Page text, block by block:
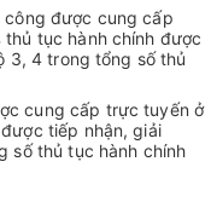
công được cung cấp
tục hành chính được
3, 4 trong tổng số thủ
cung cấp trực tuyến ở
tiếp nhận, giải
số thủ tục hành chính